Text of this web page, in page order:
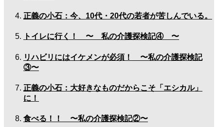
正義の小石：今、10代・20代の若者が苦しんでいる。
トイレに行く！ 〜 私の介護探検記④ 〜
リハビリにはイケメンが必須！ 〜私の介護探検記
③〜
正義の小石：大好きなものだからこそ「エシカル」
に！
食べる！！ 〜私の介護探検記②〜